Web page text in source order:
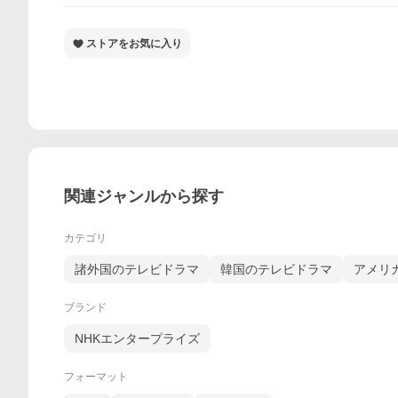
ストアをお気に入り
関連ジャンルから探す
カテゴリ
諸外国のテレビドラマ 韓国のテレビドラマ アメリ
ブランド
NHKエンタープライズ
フォーマット